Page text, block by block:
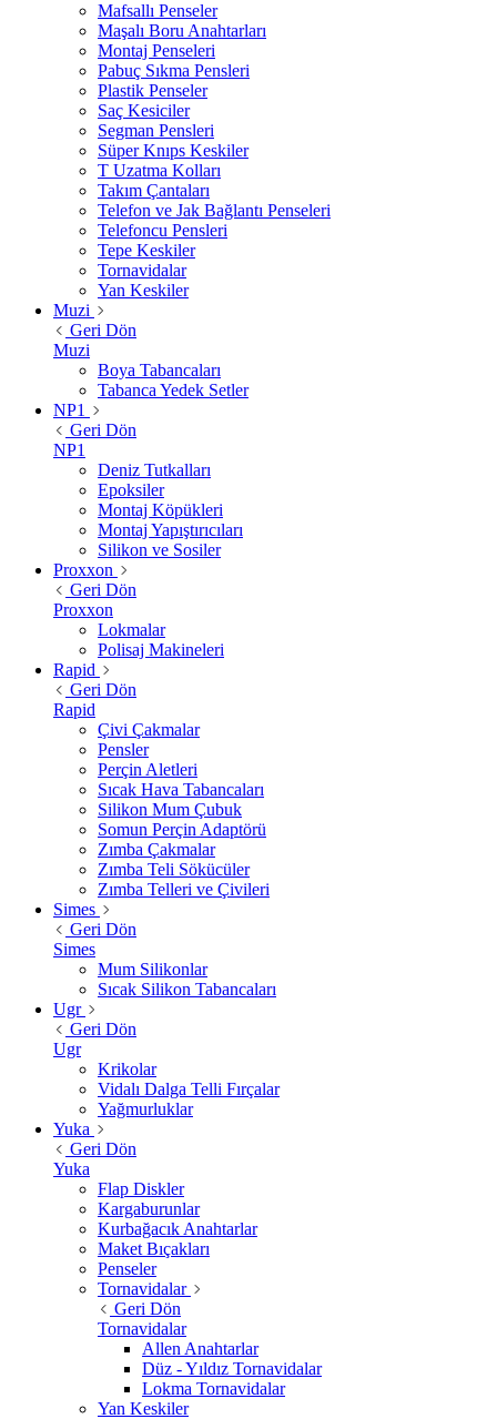
Mafsallı Penseler
Maşalı Boru Anahtarları
Montaj Penseleri
Pabuç Sıkma Pensleri
Plastik Penseler
Saç Kesiciler
Segman Pensleri
Süper Knıps Keskiler
T Uzatma Kolları
Takım Çantaları
Telefon ve Jak Bağlantı Penseleri
Telefoncu Pensleri
Tepe Keskiler
Tornavidalar
Yan Keskiler
Muzi
Geri Dön
Muzi
Boya Tabancaları
Tabanca Yedek Setler
NP1
Geri Dön
NP1
Deniz Tutkalları
Epoksiler
Montaj Köpükleri
Montaj Yapıştırıcıları
Silikon ve Sosiler
Proxxon
Geri Dön
Proxxon
Lokmalar
Polisaj Makineleri
Rapid
Geri Dön
Rapid
Çivi Çakmalar
Pensler
Perçin Aletleri
Sıcak Hava Tabancaları
Silikon Mum Çubuk
Somun Perçin Adaptörü
Zımba Çakmalar
Zımba Teli Sökücüler
Zımba Telleri ve Çivileri
Simes
Geri Dön
Simes
Mum Silikonlar
Sıcak Silikon Tabancaları
Ugr
Geri Dön
Ugr
Krikolar
Vidalı Dalga Telli Fırçalar
Yağmurluklar
Yuka
Geri Dön
Yuka
Flap Diskler
Kargaburunlar
Kurbağacık Anahtarlar
Maket Bıçakları
Penseler
Tornavidalar
Geri Dön
Tornavidalar
Allen Anahtarlar
Düz - Yıldız Tornavidalar
Lokma Tornavidalar
Yan Keskiler